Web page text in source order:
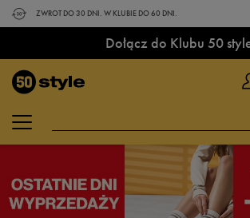
ZWROT DO 30 DNI. W KLUBIE DO 60 DNI.
Dołącz do Klubu 50